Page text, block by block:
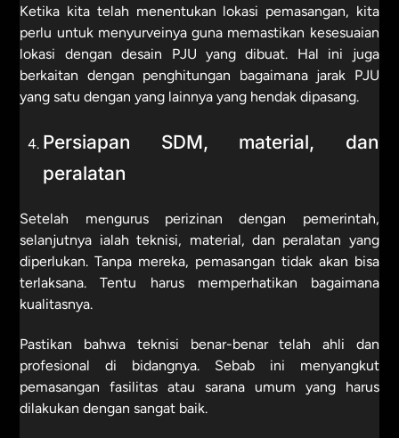
Ketika kita telah menentukan lokasi pemasangan, kita
perlu untuk menyurveinya guna memastikan kesesuaian
lokasi dengan desain PJU yang dibuat. Hal ini juga
berkaitan dengan penghitungan bagaimana jarak PJU
yang satu dengan yang lainnya yang hendak dipasang.
Persiapan SDM, material, dan
peralatan
Setelah mengurus perizinan dengan pemerintah,
selanjutnya ialah teknisi, material, dan peralatan yang
diperlukan. Tanpa mereka, pemasangan tidak akan bisa
terlaksana. Tentu harus memperhatikan bagaimana
kualitasnya.
Pastikan bahwa teknisi benar-benar telah ahli dan
profesional di bidangnya. Sebab ini menyangkut
pemasangan fasilitas atau sarana umum yang harus
dilakukan dengan sangat baik.